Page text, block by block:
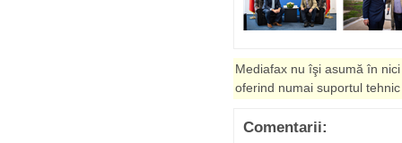
Mediafax nu îşi asumă în
oferind numai suportul
Comentarii: